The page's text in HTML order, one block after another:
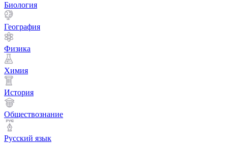
Биология
География
Физика
Химия
История
Обществознание
Русский язык